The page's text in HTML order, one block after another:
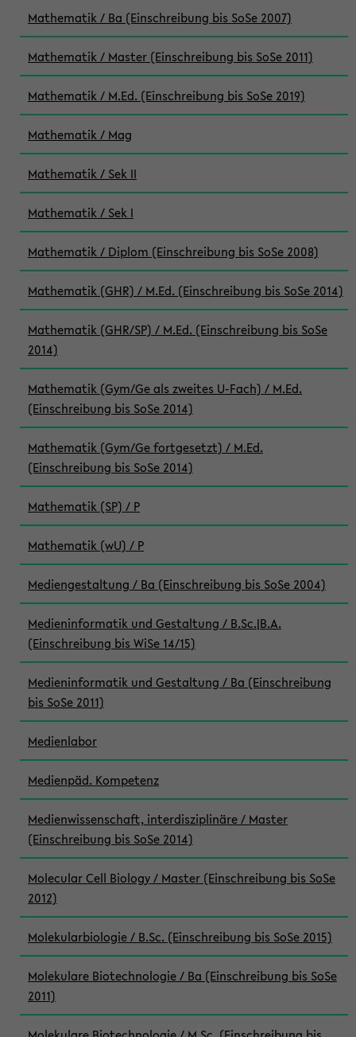
Mathematik / Ba (Einschreibung bis SoSe 2007)
Mathematik / Master (Einschreibung bis SoSe 2011)
Mathematik / M.Ed. (Einschreibung bis SoSe 2019)
Mathematik / Mag
Mathematik / Sek II
Mathematik / Sek I
Mathematik / Diplom (Einschreibung bis SoSe 2008)
Mathematik (GHR) / M.Ed. (Einschreibung bis SoSe 2014)
Mathematik (GHR/SP) / M.Ed. (Einschreibung bis SoSe
2014)
Mathematik (Gym/Ge als zweites U-Fach) / M.Ed.
(Einschreibung bis SoSe 2014)
Mathematik (Gym/Ge fortgesetzt) / M.Ed.
(Einschreibung bis SoSe 2014)
Mathematik (SP) / P
Mathematik (wU) / P
Mediengestaltung / Ba (Einschreibung bis SoSe 2004)
Medieninformatik und Gestaltung / B.Sc.|B.A.
(Einschreibung bis WiSe 14/15)
Medieninformatik und Gestaltung / Ba (Einschreibung
bis SoSe 2011)
Medienlabor
Medienpäd. Kompetenz
Medienwissenschaft, interdisziplinäre / Master
(Einschreibung bis SoSe 2014)
Molecular Cell Biology / Master (Einschreibung bis SoSe
2012)
Molekularbiologie / B.Sc. (Einschreibung bis SoSe 2015)
Molekulare Biotechnologie / Ba (Einschreibung bis SoSe
2011)